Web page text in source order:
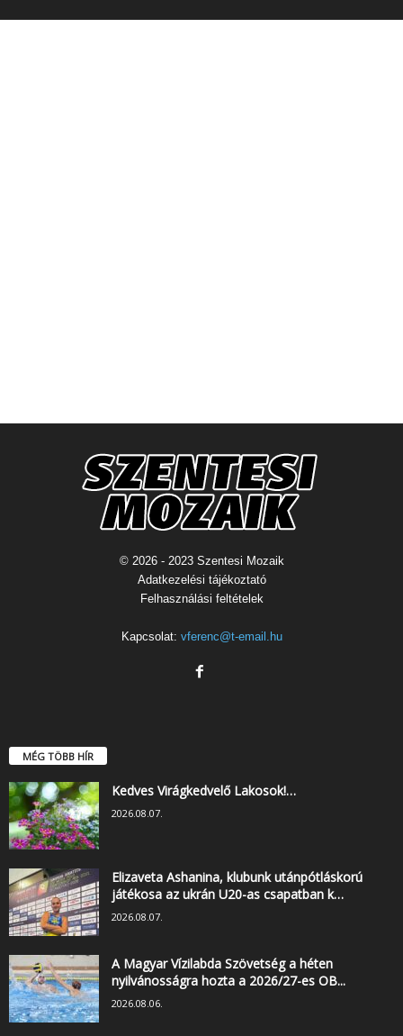
© 2026 - 2023 Szentesi Mozaik
Adatkezelési tájékoztató
Felhasználási feltételek
Kapcsolat: vferenc@t-email.hu
MÉG TÖBB HÍR
Kedves Virágkedvelő Lakosok!…
2026.08.07.
Elizaveta Ashanina, klubunk utánpótláskorú
játékosa az ukrán U20-as csapatban k…
2026.08.07.
A Magyar Vízilabda Szövetség a héten
nyilvánosságra hozta a 2026/27-es OB...
2026.08.06.